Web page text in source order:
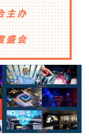
主办
盛会